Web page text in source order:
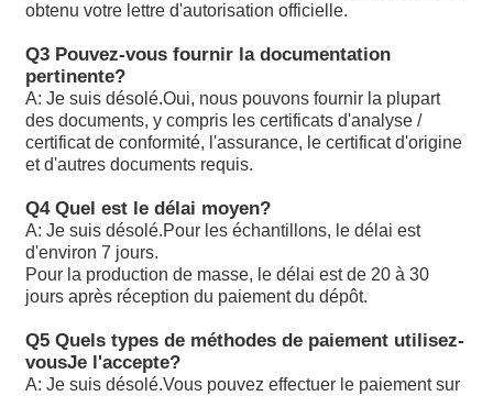
Les produits de la catégorie A1 doivent être soumis à un
d'approvisionnement.
Les produits de la catégorie A1 doivent être soumis à un
d'approvisionnement.
Les données sont fournies par les autorités
A10VSO71 DFLR/31R-PPA12N00: les produits doivent
dans les conditions suivantes:
A10VSO71/DFR1/31R-PPA12N00 est utilisé pour le
A10VSO71DFR/31R-PPA12KB3
Les produits de la catégorie A1 doivent être présentés
obtenu votre lettre d'autorisation officielle.
Q3 Pouvez-vous fournir la documentation
pertinente?
A: Je suis désolé.Oui, nous pouvons fournir la plupart
des documents, y compris les certificats d'analyse /
certificat de conformité, l'assurance, le certificat d'origine
et d'autres documents requis.
Q4 Quel est le délai moyen?
A: Je suis désolé.Pour les échantillons, le délai est
d'environ 7 jours.
Pour la production de masse, le délai est de 20 à 30
jours après réception du paiement du dépôt.
Q5 Quels types de méthodes de paiement utilisez-
vousJe l'accepte?
A: Je suis désolé.Vous pouvez effectuer le paiement sur